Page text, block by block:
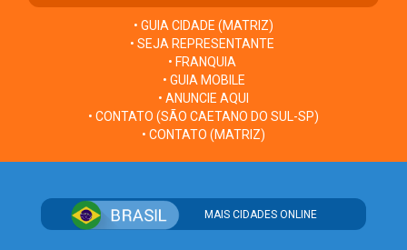
• GUIA CIDADE (MATRIZ)
• SEJA REPRESENTANTE
• FRANQUIA
• GUIA MOBILE
• ANUNCIE AQUI
• CONTATO (SÃO CAETANO DO SUL-SP)
• CONTATO (MATRIZ)
MAIS CIDADES ONLINE